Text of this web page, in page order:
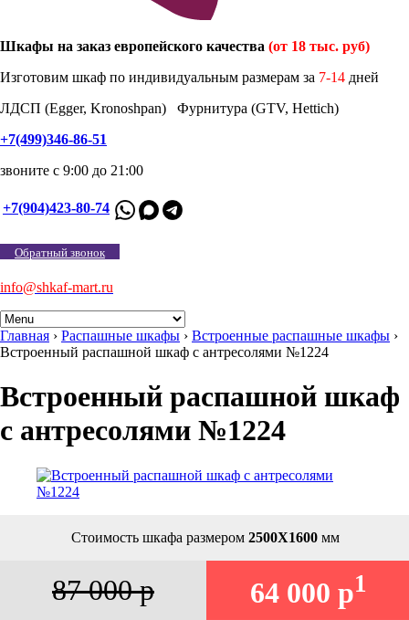
Шкафы на заказ европейского качества (от 18 тыс. руб)
Изготовим шкаф по индивидуальным размерам за 7-14 дней
ЛДСП (Egger, Kronoshpan) Фурнитура (GTV, Hettich)
+7(499)346-86-51
звоните с 9:00 до 21:00
+7(904)423-80-74
Обратный звонок
info@shkaf-mart.ru
Главная › Распашные шкафы › Встроенные распашные шкафы ›
Встроенный распашной шкаф с антресолями №1224
Встроенный распашной шкаф
с антресолями №1224
Стоимость шкафа размером 2500Х1600мм
87 000 р 64 000 р1